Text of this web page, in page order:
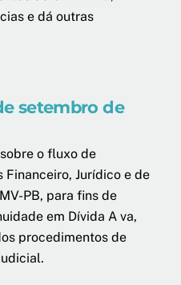
e dá outras
setembro de
o fluxo de
Jurídico e de
PB, para fins de
em Dívida A va,
procedimentos de